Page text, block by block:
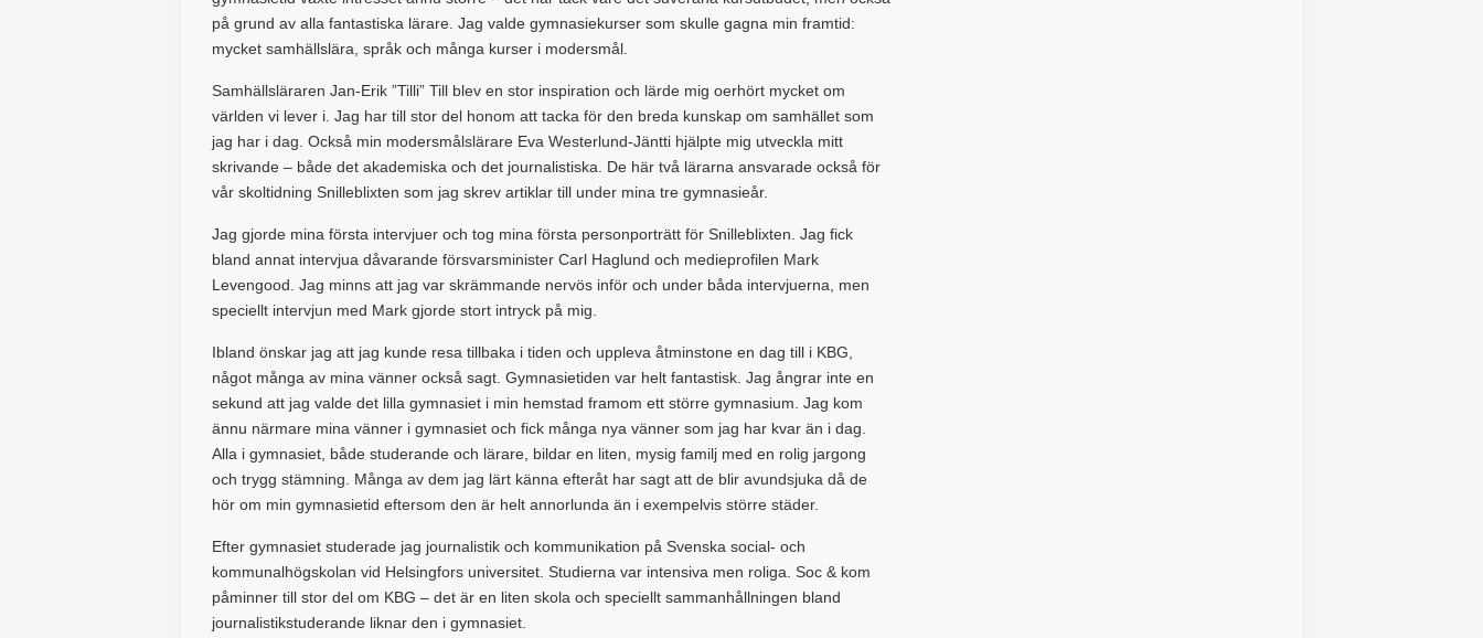
på grund av alla fantastiska lärare. Jag valde gymnasiekurser som skulle gagna min framtid:
mycket samhällslära, språk och många kurser i modersmål.
Samhällsläraren Jan-Erik ”Tilli” Till blev en stor inspiration och lärde mig oerhört mycket om
världen vi lever i. Jag har till stor del honom att tacka för den breda kunskap om samhället som
jag har i dag. Också min modersmålslärare Eva Westerlund-Jäntti hjälpte mig utveckla mitt
skrivande – både det akademiska och det journalistiska. De här två lärarna ansvarade också för
vår skoltidning Snilleblixten som jag skrev artiklar till under mina tre gymnasieår.
Jag gjorde mina första intervjuer och tog mina första personporträtt för Snilleblixten. Jag fick
bland annat intervjua dåvarande försvarsminister Carl Haglund och medieprofilen Mark
Levengood. Jag minns att jag var skrämmande nervös inför och under båda intervjuerna, men
speciellt intervjun med Mark gjorde stort intryck på mig.
Ibland önskar jag att jag kunde resa tillbaka i tiden och uppleva åtminstone en dag till i KBG,
något många av mina vänner också sagt. Gymnasietiden var helt fantastisk. Jag ångrar inte en
sekund att jag valde det lilla gymnasiet i min hemstad framom ett större gymnasium. Jag kom
ännu närmare mina vänner i gymnasiet och fick många nya vänner som jag har kvar än i dag.
Alla i gymnasiet, både studerande och lärare, bildar en liten, mysig familj med en rolig jargong
och trygg stämning. Många av dem jag lärt känna efteråt har sagt att de blir avundsjuka då de
hör om min gymnasietid eftersom den är helt annorlunda än i exempelvis större städer.
Efter gymnasiet studerade jag journalistik och kommunikation på Svenska social- och
kommunalhögskolan vid Helsingfors universitet. Studierna var intensiva men roliga. Soc & kom
påminner till stor del om KBG – det är en liten skola och speciellt sammanhållningen bland
journalistikstuderande liknar den i gymnasiet.